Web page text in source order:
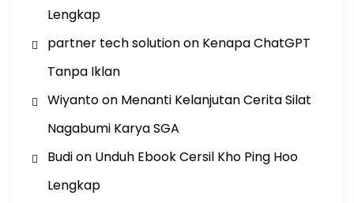
Lengkap
partner tech solutionon Kenapa ChatGPT
Tanpa Iklan
Wiyantoon Menanti Kelanjutan Cerita Silat
Nagabumi Karya SGA
Budion Unduh Ebook Cersil Kho Ping Hoo
Lengkap